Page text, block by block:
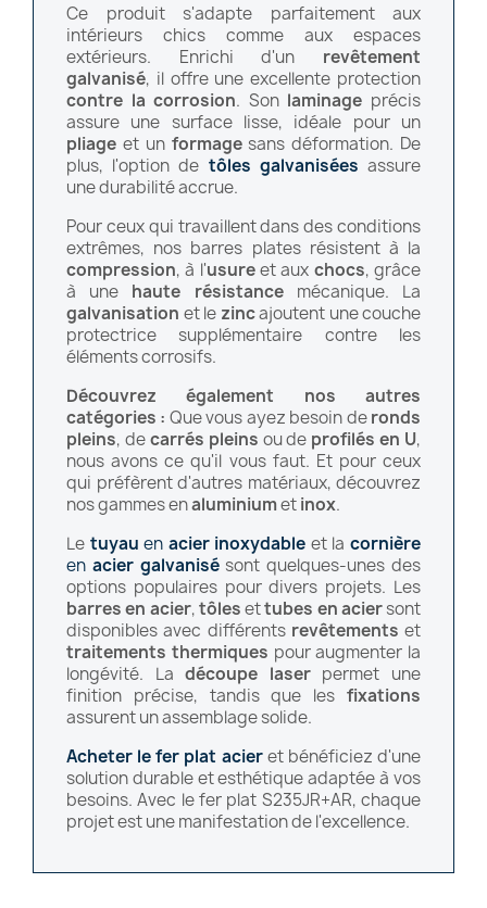
Ce produit s'adapte parfaitement aux
intérieurs chics comme aux espaces
extérieurs. Enrichi d'un revêtement
galvanisé, il offre une excellente protection
contre la corrosion. Son laminage précis
assure une surface lisse, idéale pour un
pliage et un formagesans déformation. De
plus, l'option de tôles galvanisées assure
une durabilité accrue.
Pour ceux qui travaillent dans des conditions
extrêmes, nos barres plates résistent à la
compression, à l'usureet aux chocs, grâce
à une haute résistancemécanique. La
galvanisation et le zincajoutent une couche
protectrice supplémentaire contre les
éléments corrosifs.
Découvrez également nos autres
catégories : Que vous ayez besoin deronds
pleins, decarrés pleins ou de profilés en U,
nous avons ce qu'il vous faut. Et pour ceux
qui préfèrent d'autres matériaux, découvrez
nos gammes enaluminiumetinox.
Le tuyau en acier inoxydable et lacornière
en acier galvanisésont quelques-unes des
options populaires pour divers projets. Les
barres en acier,tôlesettubes en aciersont
disponibles avec différents revêtements et
traitements thermiques pour augmenter la
longévité. Ladécoupe laserpermet une
finition précise, tandis que les fixations
assurent un assemblage solide.
Acheter le fer plat acieret bénéficiez d'une
solution durable et esthétique adaptée à vos
besoins. Avec le fer plat S235JR+AR, chaque
projet est une manifestation de l'excellence.